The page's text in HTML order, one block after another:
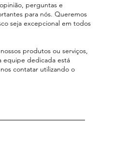
perguntas e
para nós. Queremos
seja excepcional em todos
produtos ou serviços,
equipe dedicada está
contatar utilizando o